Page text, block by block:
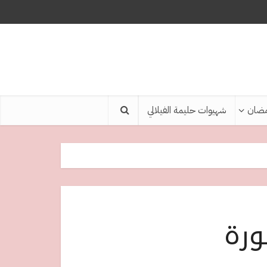
شهيوات حليمة الفيلالي